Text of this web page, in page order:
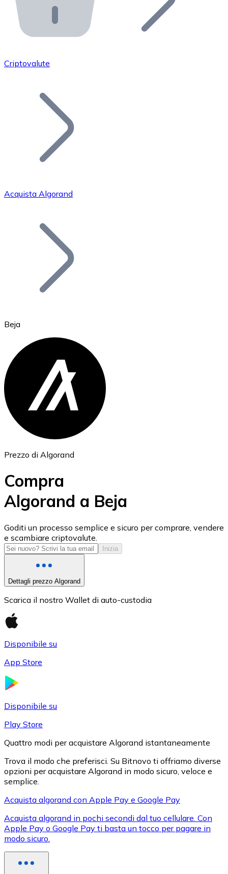
API Bitnovo
Integra la nostra API nel tuo ecosistema.
Unisciti alla nostra rete di rivenditori e
Aggiungi il token del tuo progetto al nostro servizio di
Bitcoin
Ethereum
ETH
USD Coin
USDC
XRP
XRP
Criptovalute
Acquista Algorand
Beja
Prezzo di Algorand
Compra
Algorand a Beja
Goditi un processo semplice e sicuro per comprare, vendere
e scambiare criptovalute.
Inizia
Dettagli prezzo Algorand
Scarica il nostro Wallet di auto-custodia
Disponibile su
App Store
Disponibile su
Play Store
Quattro modi per acquistare Algorand istantaneamente
Trova il modo che preferisci. Su Bitnovo ti offriamo diverse
opzioni per acquistare Algorand in modo sicuro, veloce e
semplice.
Acquista algorand con Apple Pay e Google Pay
Acquista algorand in pochi secondi dal tuo cellulare. Con
Apple Pay o Google Pay ti basta un tocco per pagare in
modo sicuro.